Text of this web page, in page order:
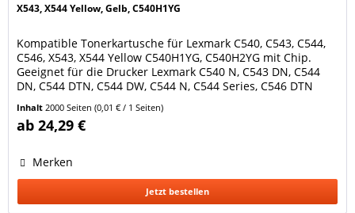
X543, X544 Yellow, Gelb, C540H1YG
Kompatible Tonerkartusche für Lexmark C540, C543, C544,
C546, X543, X544 Yellow C540H1YG, C540H2YG mit Chip.
Geeignet für die Drucker Lexmark C540 N, C543 DN, C544
DN, C544 DTN, C544 DW, C544 N, C544 Series, C546 DTN
X546 DTN, X548 DE, X548 DTE Lexmark Optra C540 N, C543
DN, C544 DN, C544 DTN, C544 DW, C544 N, C546 DTN...
Inhalt 2000 Seiten(0,01 € / 1 Seiten)
ab 24,29 €
Merken
Jetzt bestellen